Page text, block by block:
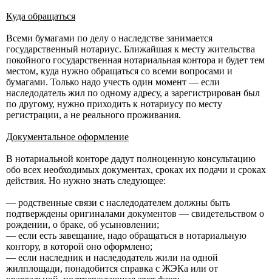
Куда обращаться
Всеми бумагами по делу о наследстве занимается
государственный нотариус. Ближайшая к месту жительства
покойного государственная нотариальная контора и будет тем
местом, куда нужно обращаться со всеми вопросами и
бумагами. Только надо учесть один момент — если
наследодатель жил по одному адресу, а зарегистрирован был
по другому, нужно приходить к нотариусу по месту
регистрации, а не реального проживания.
Документальное оформление
В нотариальной конторе дадут полноценную консультацию
обо всех необходимых документах, сроках их подачи и сроках
действия. Но нужно знать следующее:
— родственные связи с наследодателем должны быть
подтверждены оригиналами документов — свидетельством о
рождении, о браке, об усыновлении;
— если есть завещание, надо обращаться в нотариальную
контору, в которой оно оформлено;
— если наследник и наследодатель жили на одной
жилплощади, понадобится справка с ЖЭКа или от